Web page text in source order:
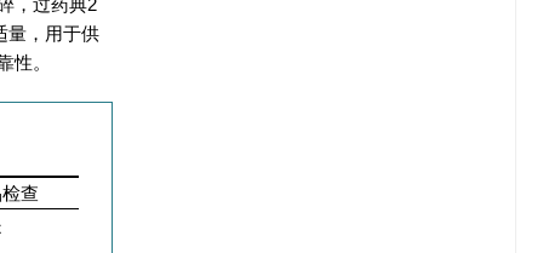
，过药典2
量，用于供
性。
查